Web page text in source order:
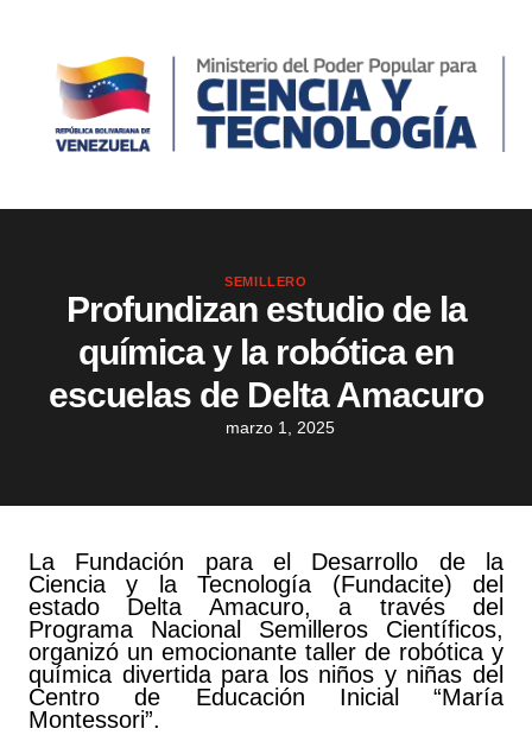
SEMILLERO
Profundizan estudio de la
química y la robótica en
escuelas de Delta Amacuro
marzo 1, 2025
La Fundación para el Desarrollo de la
Ciencia y la Tecnología (Fundacite) del
estado Delta Amacuro, a través del
Programa Nacional Semilleros Científicos,
organizó un emocionante taller de robótica y
química divertida para los niños y niñas del
Centro de Educación Inicial “María
Montessori”.